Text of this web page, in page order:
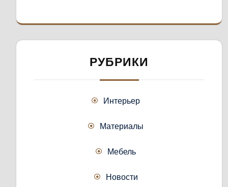
РУБРИКИ
Интерьер
Материалы
Мебель
Новости